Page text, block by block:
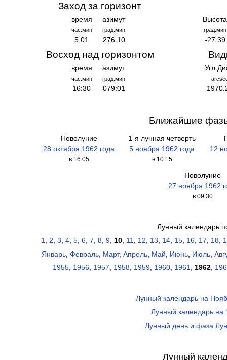
Заход за горизонт
время
час:мин
5:01
азимут
град:мин
276:10
Восход над горизонтом
время
час:мин
16:30
азимут
град:мин
079:01
Высота
град:мин
-27:39
Ближайшие
Новолуние
28 октября 1962 года
в 16:05
1-я лунная четверть
5 ноября 1962 года
в 10:15
12
Новолуние
27 ноября 1962
в 09:30
Лунный календарь
1
2 3 4, 5, 6, 7 8 9, 10, 11 12 13 14, 15, 16, 17 18
Январь, Февраль, Март, Апрель, Май Июнь, Июль,
1955, 1956, 1957, 1958, 1959, 1960, 1961, 1962,
Лунный календарь на
Лунный календарь на
Лунный день и фаза
Лунный